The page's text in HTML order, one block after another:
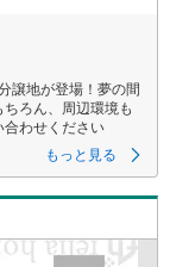
譲地が登場！夢の間
ろん、周辺環境も
わせください
もっと見る